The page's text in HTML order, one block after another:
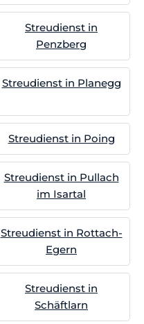
Streudienst in
Penzberg
Streudienst in Planegg
Streudienst in Poing
Streudienst in Pullach
im Isartal
Streudienst in Rottach-
Egern
Streudienst in
Schäftlarn